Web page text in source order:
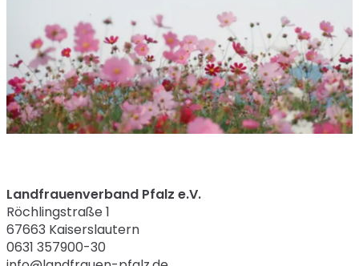
Landfrauenverband Pfalz e.V.
Röchlingstraße 1
67663 Kaiserslautern
0631 357900-30